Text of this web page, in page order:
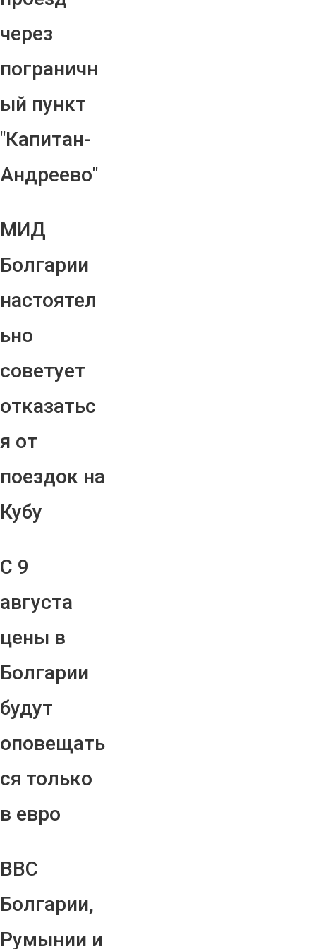
через
пограничн
ый пункт
"Капитан-
Андреево"
МИД
Болгарии
настоятел
ьно
советует
отказатьс
я от
поездок на
Кубу
С 9
августа
цены в
Болгарии
будут
оповещать
ся только
в евро
ВВС
Болгарии,
Румынии и